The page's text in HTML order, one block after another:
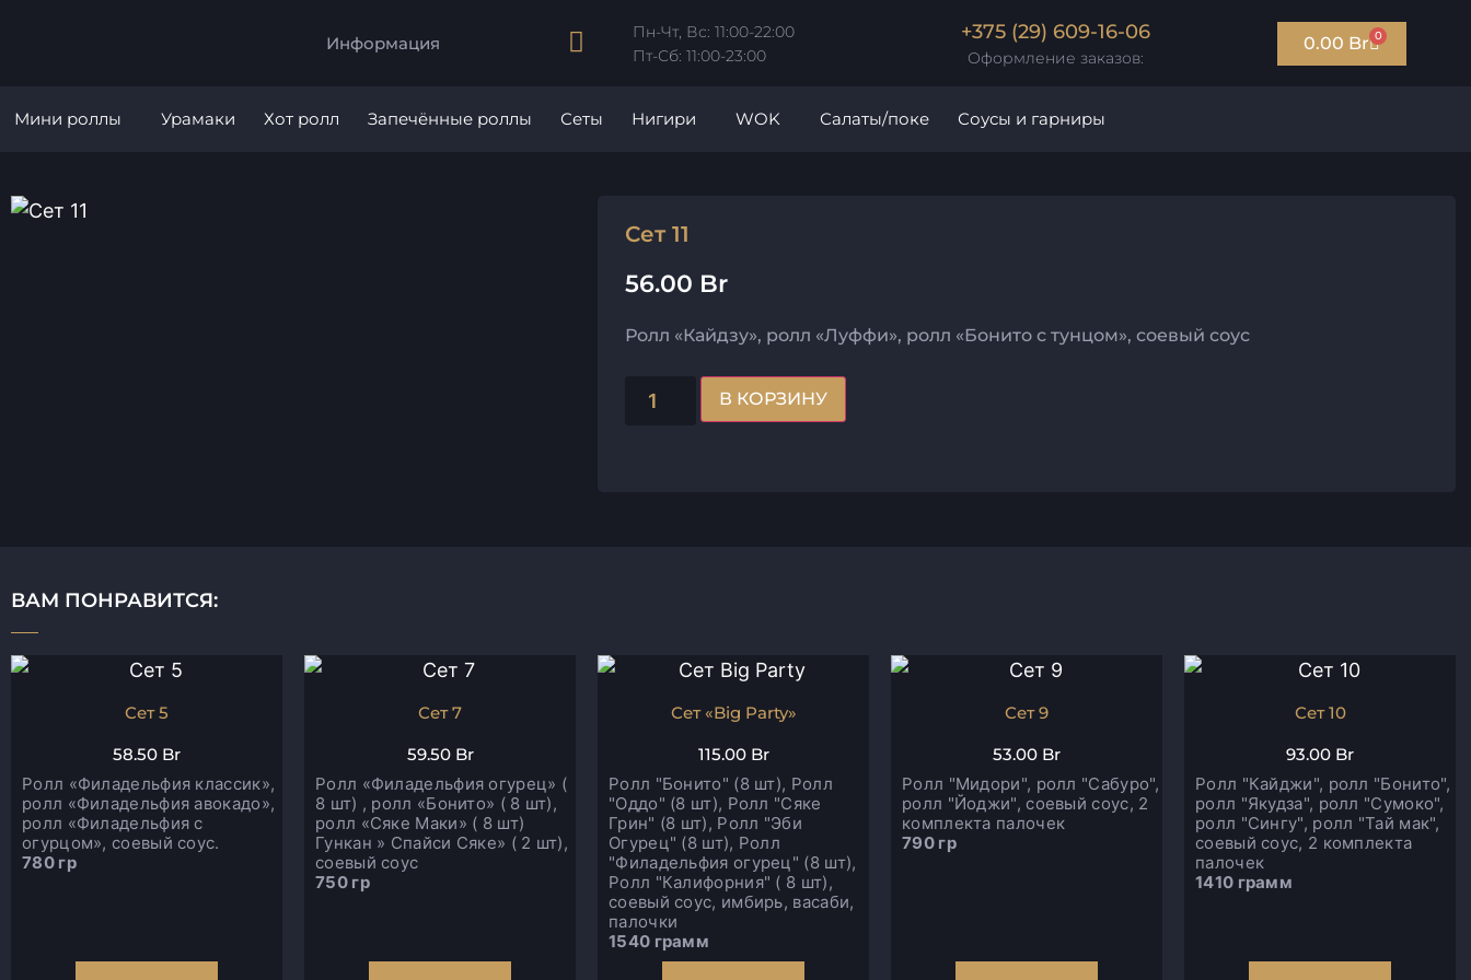
Информация
Пн-Чт, Вс: 11:00-22:00
Пт-Сб: 11:00-23:00
+375 (29) 609-16-06
Оформление заказов:
0.00 Br 0
Мини роллы Урамаки Хот ролл Запечённые роллы Сеты Нигири WOK Салаты/поке Соусы и гарниры
Сет 11
56.00 Br
Ролл «Кайдзу», ролл «Луффи», ролл «Бонито с тунцом», соевый соус
В КОРЗИНУ
ВАМ ПОНРАВИТСЯ:
Сет 5
58.50 Br
Ролл «Филадельфия классик»,
ролл «Филадельфия авокадо»,
ролл «Филадельфия с
огурцом», соевый соус.
780 гр
Сет 7
59.50 Br
Ролл «Филадельфия огурец» (
8 шт) , ролл «Бонито» ( 8 шт),
ролл «Сяке Маки» ( 8 шт)
Гункан » Спайси Сяке» ( 2 шт),
соевый соус
750 гр
Сет «Big Party»
115.00 Br
Ролл "Бонито" (8 шт), Ролл
"Оддо" (8 шт), Ролл "Сяке
Грин" (8 шт), Ролл "Эби
Огурец" (8 шт), Ролл
"Филадельфия огурец" (8 шт),
Ролл "Калифорния" ( 8 шт),
соевый соус, имбирь, васаби,
палочки
1540 грамм
Сет 9
53.00 Br
Ролл "Мидори", ролл "Сабуро",
ролл "Йоджи", соевый соус, 2
комплекта палочек
790 гр
Сет 10
93.00 Br
Ролл "Кайджи", ролл "Бонито",
ролл "Якудза", ролл "Сумоко",
ролл "Сингу", ролл "Тай мак",
соевый соус, 2 комплекта
палочек
1410 грамм